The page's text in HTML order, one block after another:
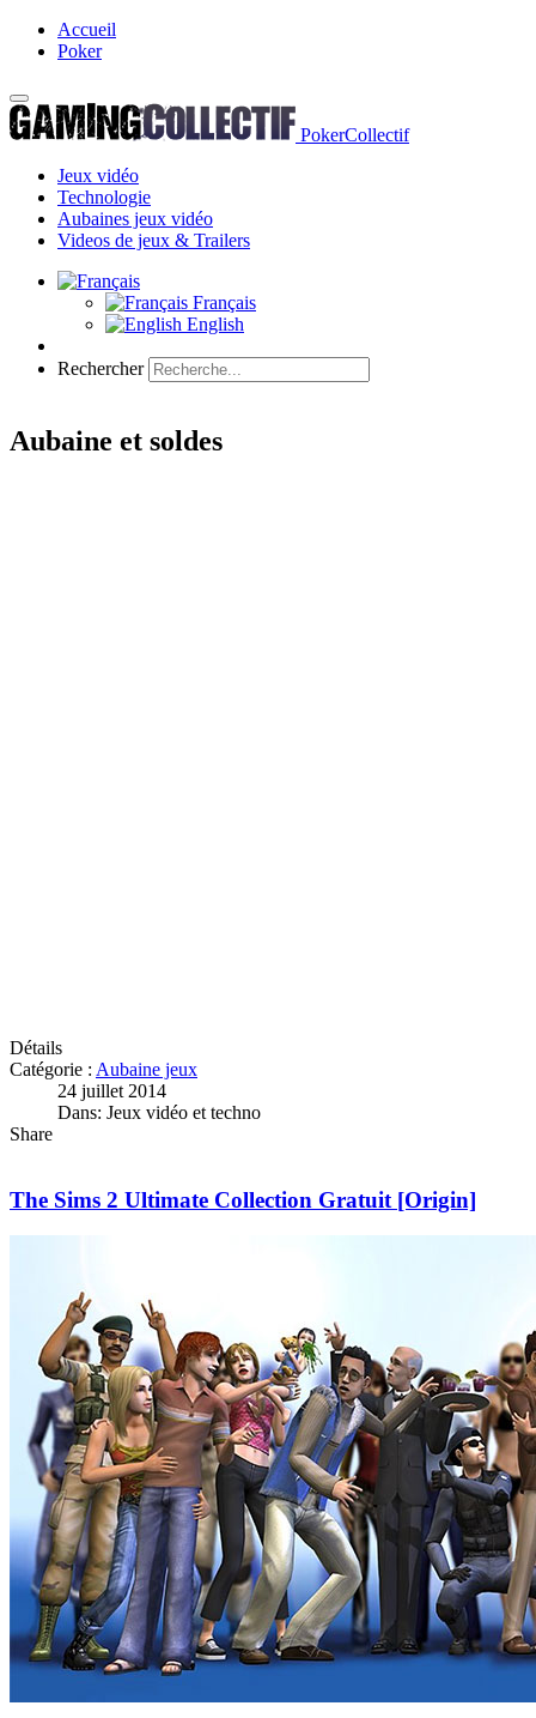
Accueil
Poker
PokerCollectif
Jeux vidéo
Technologie
Aubaines jeux vidéo
Videos de jeux & Trailers
Français
English
Rechercher
Aubaine et soldes
Détails
Catégorie : Aubaine jeux
24 juillet 2014
Dans: Jeux vidéo et techno
Share
The Sims 2 Ultimate Collection Gratuit [Origin]